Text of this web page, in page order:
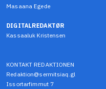
Masaana Egede
DIGITALREDAKTØR
Kassaaluk Kristensen
KONTAKT REDAKTIONEN
Redaktion@sermitsiaq.gl
Issortarfimmut 7